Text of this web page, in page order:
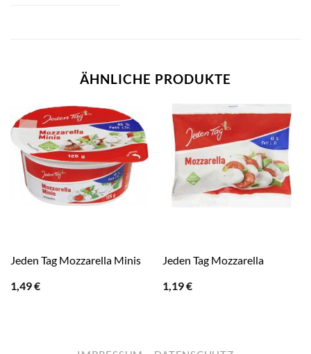
ÄHNLICHE PRODUKTE
Jeden Tag Mozzarella Minis
1,49€
Jeden Tag Mozzarella
1,19€